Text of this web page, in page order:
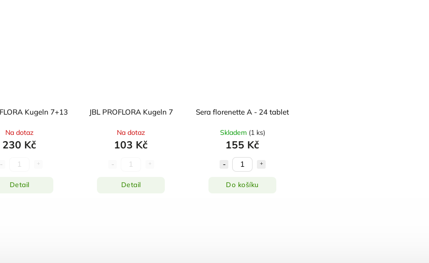
JBL PROFLORA Kugeln 7+13
Na dotaz
230 Kč
Detail
JBL PROFLORA Kugeln 7
Na dotaz
103 Kč
Detail
Sera florenette A - 24 tablet
Skladem (1 ks)
155 Kč
Do košíku